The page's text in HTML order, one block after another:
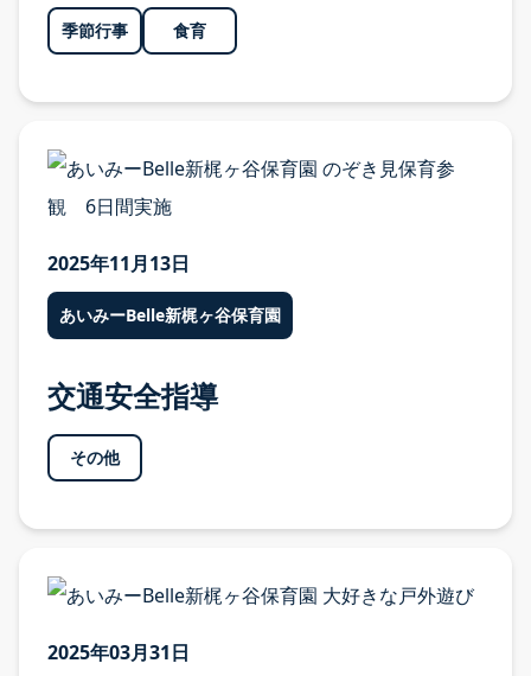
各園のご案内
各園のご案内 TOP
あいみー高津保育園
あいみー南加瀬保育園
あいみーBelle鹿島田保育園
あいみー梶ヶ谷保育園
季節行事 食育
2025年11月13日
あいみーBelle新梶ヶ谷保育園
交通安全指導
その他
2025年03月31日